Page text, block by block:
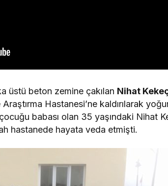
üstü beton zemine çakılan Nihat
Hastanesi’ne kaldırılarak
çocuğu babası olan 35 yaşındaki Nihat
hastanede hayata veda etmişti.